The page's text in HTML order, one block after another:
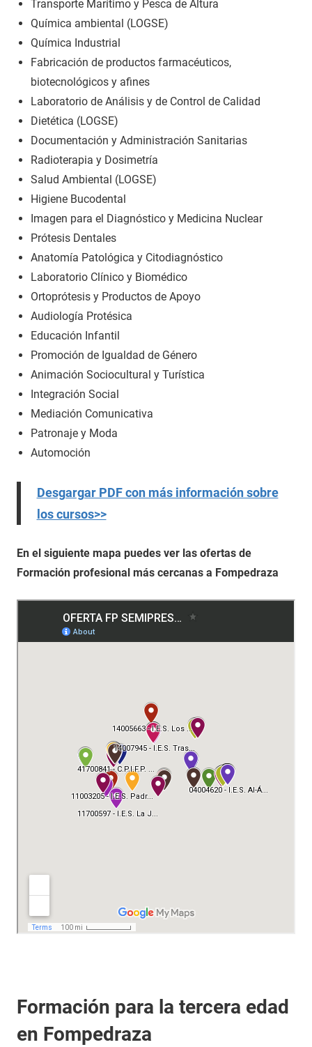
Transporte Marítimo y Pesca de Altura
Química ambiental (LOGSE)
Química Industrial
Fabricación de productos farmacéuticos,
biotecnológicos y afines
Laboratorio de Análisis y de Control de Calidad
Dietética (LOGSE)
Documentación y Administración Sanitarias
Radioterapia y Dosimetría
Salud Ambiental (LOGSE)
Higiene Bucodental
Imagen para el Diagnóstico y Medicina Nuclear
Prótesis Dentales
Anatomía Patológica y Citodiagnóstico
Laboratorio Clínico y Biomédico
Ortoprótesis y Productos de Apoyo
Audiología Protésica
Educación Infantil
Promoción de Igualdad de Género
Animación Sociocultural y Turística
Integración Social
Mediación Comunicativa
Patronaje y Moda
Automoción
Desgargar PDF con más información sobre
los cursos>>
En el siguiente mapa puedes ver las ofertas de
Formación profesional más cercanas a Fompedraza
Formación para la tercera edad
en Fompedraza